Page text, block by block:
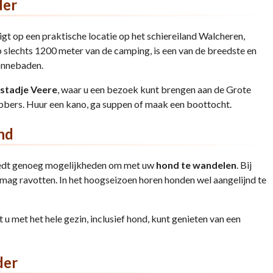
op een praktische locatie op het schiereiland Walcheren,
slechts 1200 meter van de camping, is een van de breedste en
Veere , waar u een bezoek kunt brengen aan de Grote
Huur een kano, ga suppen of maak een boottocht.
genoeg mogelijkheden om met uw hond te wandelen . Bij
ravotten. In het hoogseizoen horen honden wel aangelijnd te
met het hele gezin, inclusief hond, kunt genieten van een